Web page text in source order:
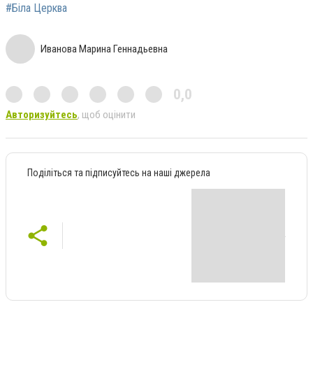
#Біла Церква
Иванова Марина Геннадьевна
0,0
Авторизуйтесь, щоб оцінити
Поділіться та підписуйтесь на наші джерела